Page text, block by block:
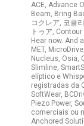
ACE, Advance
Beam, Bring
コクレア, 코클
トゥア,
Hear now. And
MET,
Nucleus, Osia,
Slimline,
elíptico e
registradas da
SoftWear,
Piezo Power,
comerciais ou
Anchored